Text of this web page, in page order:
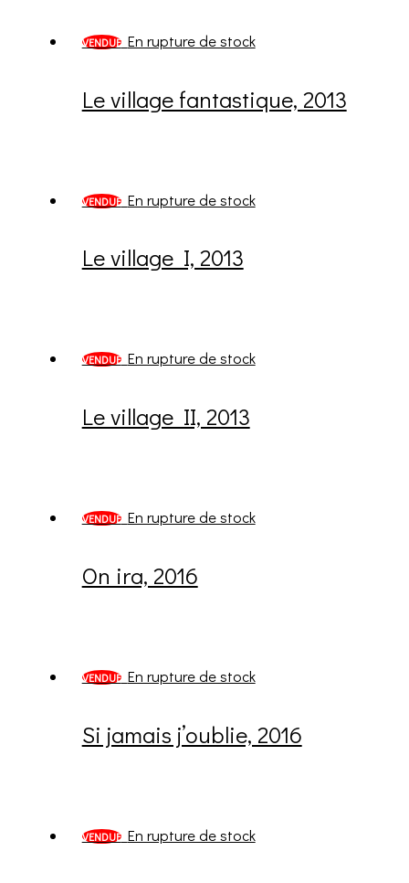
VENDUE En rupture de stock
Le village fantastique, 2013
VENDUE En rupture de stock
Le village I, 2013
VENDUE En rupture de stock
Le village II, 2013
VENDUE En rupture de stock
On ira, 2016
VENDUE En rupture de stock
Si jamais j’oublie, 2016
VENDUE En rupture de stock